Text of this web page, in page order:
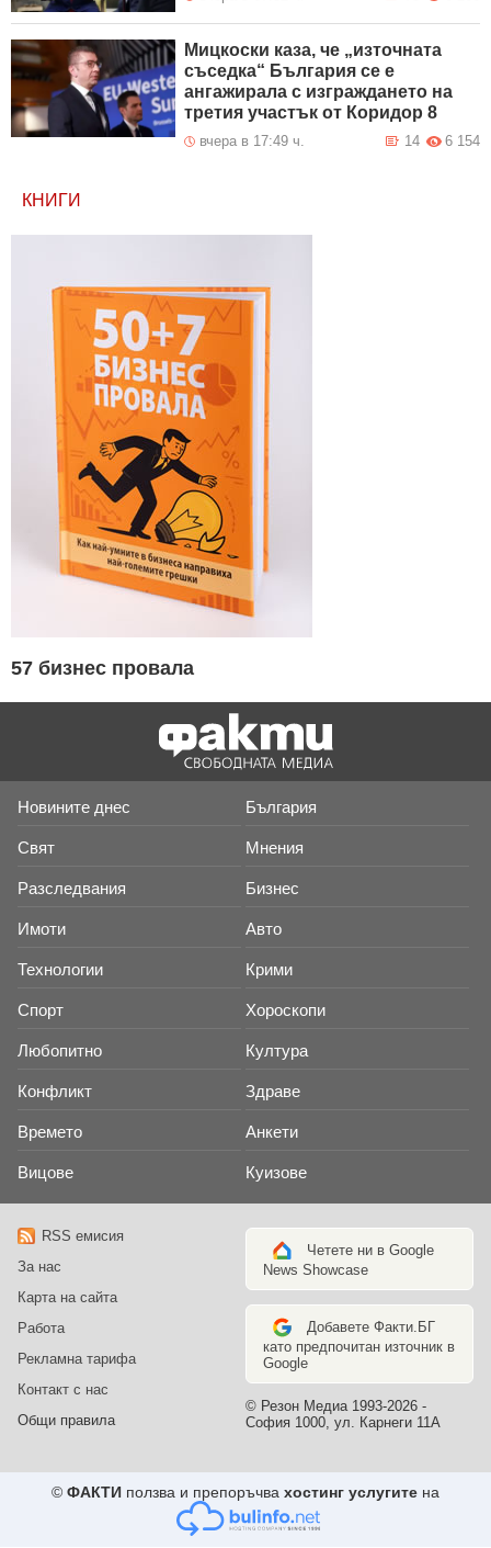
Мицкоски каза, че „източната
съседка“ България се е
ангажирала с изграждането на
третия участък от Коридор 8
вчера в 17:49 ч. 6 154
14
КНИГИ
57 бизнес провала
Новините днес България
Свят Мнения
Разследвания Бизнес
Имоти Авто
Технологии Крими
Спорт Хороскопи
Любопитно Култура
Конфликт Здраве
Времето Анкети
Вицове Куизове
RSS емисия
За нас
Карта на сайта
Работа
Рекламна тарифа
Контакт с нас
Общи правила
Четете ни в Google
News Showcase
Добавете Факти.БГ
като предпочитан източник в
Google
© Резон Медиа 1993-2026 -
София 1000, ул. Карнеги 11А
© ФАКТИ ползва и препоръчва хостинг услугите на